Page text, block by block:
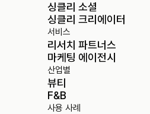
싱클리 크리에이터
싱클리 소셜
산업별
뷰티
F&B
사용 사례
서비스
리서치 파트너스
마케팅 에이전시